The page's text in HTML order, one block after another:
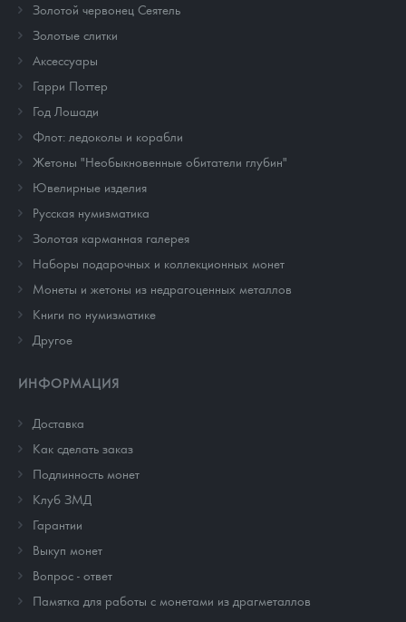
Золотой червонец Сеятель
Золотые слитки
Аксессуары
Гарри Поттер
Год Лошади
Флот: ледоколы и корабли
Жетоны "Необыкновенные обитатели глубин"
Ювелирные изделия
Русская нумизматика
Золотая карманная галерея
Наборы подарочных и коллекционных монет
Монеты и жетоны из недрагоценных металлов
Книги по нумизматике
Другое
ИНФОРМАЦИЯ
Доставка
Как сделать заказ
Подлинность монет
Клуб ЗМД
Гарантии
Выкуп монет
Вопрос - ответ
Памятка для работы с монетами из драгметаллов